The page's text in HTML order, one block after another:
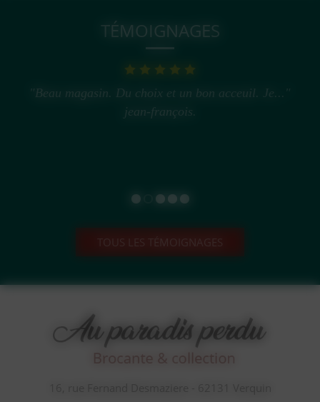
TÉMOIGNAGES
"Beau magasin. Du choix et un bon acceuil. Je..."
jean-françois.